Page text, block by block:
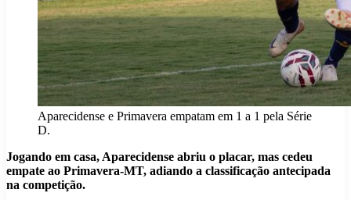
Aparecidense e Primavera empatam em 1 a 1 pela Série
D.
Jogando em casa, Aparecidense abriu o placar, mas cedeu
empate ao Primavera-MT, adiando a classificação antecipada
na competição.